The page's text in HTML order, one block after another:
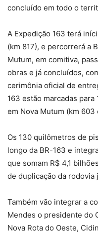
concluído em todo o
A Expedição 163 terá
(km 817), e percorrerá a
Mutum, em comitiva,
obras e já concluídos,
cerimônia oficial de
163 estão marcadas
em Nova Mutum (km 603
Os 130 quilômetros de
longo da BR-163 e
que somam R$ 4,1
de duplicação da rodovia
Também vão integrar a
Mendes o presidente do
Nova Rota do Oeste,